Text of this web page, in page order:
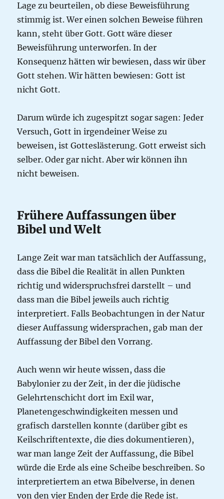
Lage zu beurteilen, ob diese Beweisführung
stimmig ist. Wer einen solchen Beweise führen
kann, steht über Gott. Gott wäre dieser
Beweisführung unterworfen. In der
Konsequenz hätten wir bewiesen, dass wir über
Gott stehen. Wir hätten bewiesen: Gott ist
nicht Gott.
Darum würde ich zugespitzt sogar sagen: Jeder
Versuch, Gott in irgendeiner Weise zu
beweisen, ist Gotteslästerung. Gott erweist sich
selber. Oder gar nicht. Aber wir können ihn
nicht beweisen.
Frühere Auffassungen über
Bibel und Welt
Lange Zeit war man tatsächlich der Auffassung,
dass die Bibel die Realität in allen Punkten
richtig und widerspruchsfrei darstellt – und
dass man die Bibel jeweils auch richtig
interpretiert. Falls Beobachtungen in der Natur
dieser Auffassung widersprachen, gab man der
Auffassung der Bibel den Vorrang.
Auch wenn wir heute wissen, dass die
Babylonier zu der Zeit, in der die jüdische
Gelehrtenschicht dort im Exil war,
Planetengeschwindigkeiten messen und
grafisch darstellen konnte (darüber gibt es
Keilschriftentexte, die dies dokumentieren),
war man lange Zeit der Auffassung, die Bibel
würde die Erde als eine Scheibe beschreiben. So
interpretiertem an etwa Bibelverse, in denen
von den vier Enden der Erde die Rede ist.